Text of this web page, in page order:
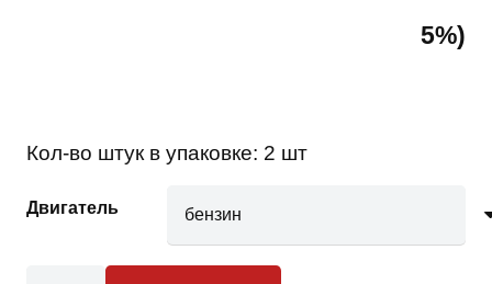
5%)
Кол-во штук в упаковке: 2 шт
Двигатель